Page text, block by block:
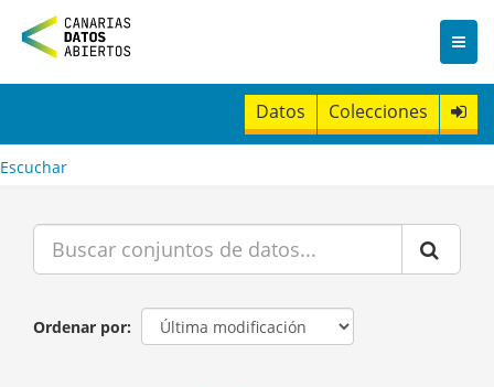
n
t
Datos Colecciones
Escuchar
Ordenar por